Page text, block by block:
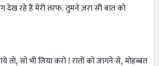
रहे है मेरी तरफ. तुमने ज़रा सी बात को
तो, सो भी लिया करो ! रातों को जागने से, मोहब्बत